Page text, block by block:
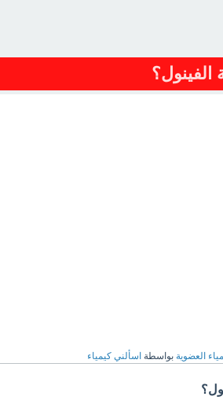
الفينول؟
العضوية بواسطة اسألني كيمياء